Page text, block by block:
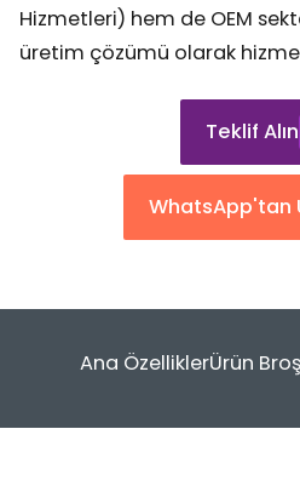
Hizmetleri) hem de OEM
üretim çözümü olarak
Teklif Alın
WhatsApp'tan
Ana ÖzelliklerÜrün